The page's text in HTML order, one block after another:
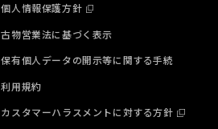
個人情報保護方針
古物営業法に基づく表示
保有個人データの開示等に関する手続
利用規約
カスタマーハラスメントに対する方針